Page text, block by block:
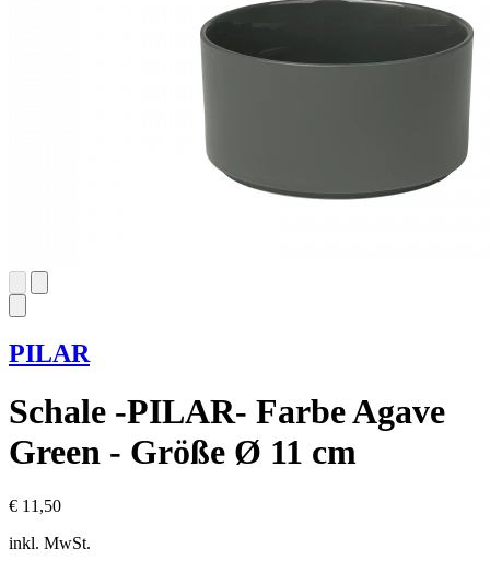
PILAR
Schale -PILAR- Farbe Agave
Green - Größe Ø 11 cm
€ 11,50
inkl. MwSt.